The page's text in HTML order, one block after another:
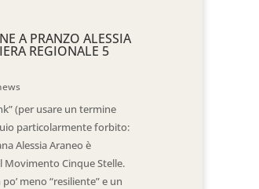
A PRANZO ALESSIA
REGIONALE 5
(per usare un termine
particolarmente forbito:
Alessia Araneo è
Movimento Cinque Stelle.
meno “resiliente” e un